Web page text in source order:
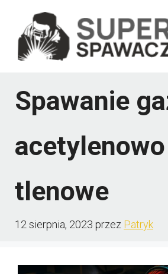
treści
Spawanie
acetylenowo
tlenowe
12 sierpnia, 2023 przez Patryk